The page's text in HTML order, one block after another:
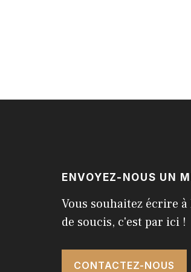
ENVOYEZ-NOUS UN
Vous souhaitez écrire
de soucis, c'est par ici !
CONTACTEZ-NOUS